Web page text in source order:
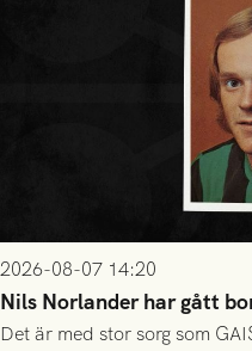
2026-08-07 14:20
Nils Norlander har gått
Det är med stor sorg som